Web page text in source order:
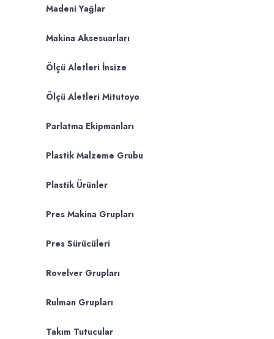
Madeni Yağlar
Makina Aksesuarları
Ölçü Aletleri İnsize
Ölçü Aletleri Mitutoyo
Parlatma Ekipmanları
Plastik Malzeme Grubu
Plastik Ürünler
Pres Makina Grupları
Pres Sürücüleri
Rovelver Grupları
Rulman Grupları
Takım Tutucular